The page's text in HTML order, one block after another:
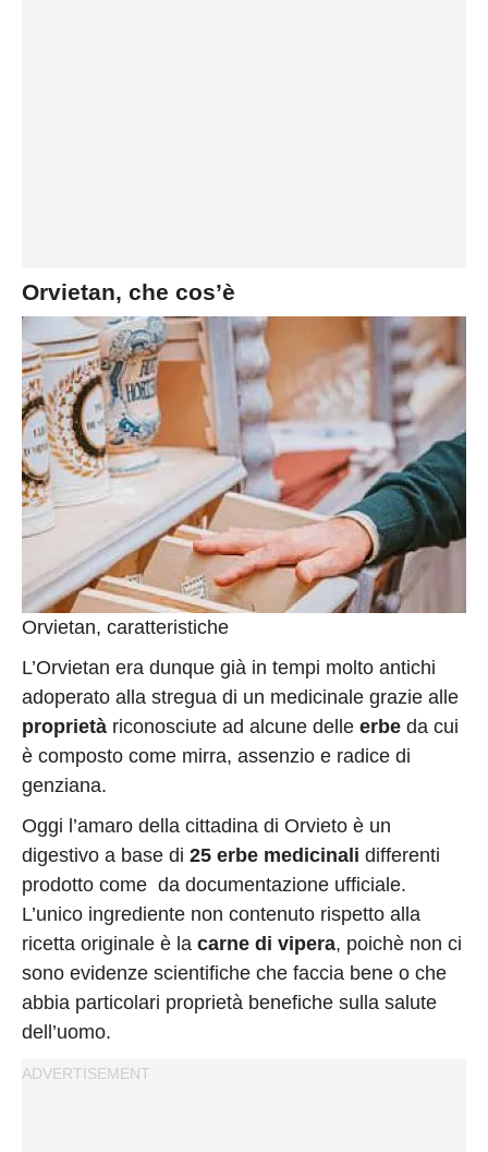
Orvietan, che cos’è
Orvietan, caratteristiche
L’Orvietan era dunque già in tempi molto antichi
adoperato alla stregua di un medicinale grazie alle
proprietà riconosciute ad alcune delle erbe da cui
è composto come mirra, assenzio e radice di
genziana.
Oggi l’amaro della cittadina di Orvieto è un
digestivo a base di 25 erbe medicinali differenti
prodotto come da documentazione ufficiale.
L’unico ingrediente non contenuto rispetto alla
ricetta originale è la carne di vipera, poichè non ci
sono evidenze scientifiche che faccia bene o che
abbia particolari proprietà benefiche sulla salute
dell’uomo.